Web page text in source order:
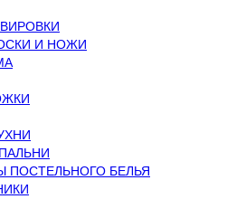
И НОЖИ
ПОСТЕЛЬНОГО БЕЛЬЯ